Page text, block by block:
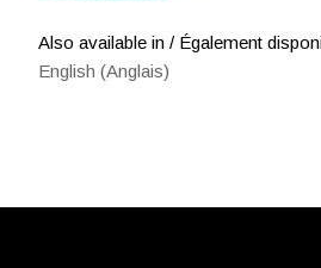
Also available in / Également
English (Anglais)